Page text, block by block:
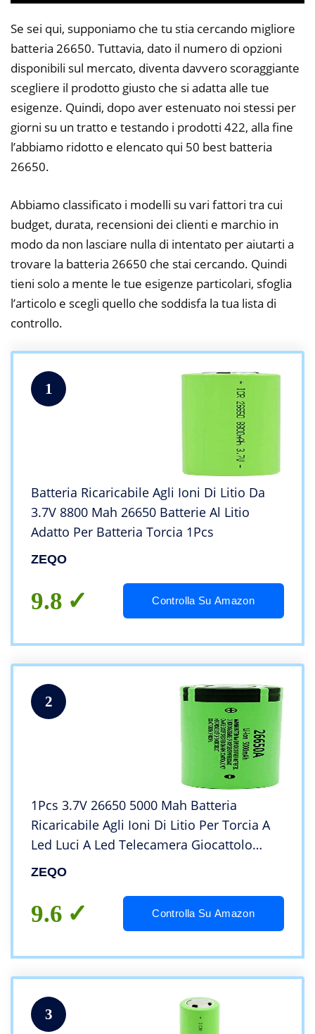
Se sei qui, supponiamo che tu stia cercando migliore
batteria 26650. Tuttavia, dato il numero di opzioni
disponibili sul mercato, diventa davvero scoraggiante
scegliere il prodotto giusto che si adatta alle tue
esigenze. Quindi, dopo aver estenuato noi stessi per
giorni su un tratto e testando i prodotti 422, alla fine
l’abbiamo ridotto e elencato qui 50 best batteria
26650.
Abbiamo classificato i modelli su vari fattori tra cui
budget, durata, recensioni dei clienti e marchio in
modo da non lasciare nulla di intentato per aiutarti a
trovare la batteria 26650 che stai cercando. Quindi
tieni solo a mente le tue esigenze particolari, sfoglia
l’articolo e scegli quello che soddisfa la tua lista di
controllo.
1
Batteria Ricaricabile Agli Ioni Di Litio Da
3.7V 8800 Mah 26650 Batterie Al Litio
Adatto Per Batteria Torcia 1Pcs
ZEQO
9.8 Controlla Su Amazon
2
1Pcs 3.7V 26650 5000 Mah Batteria
Ricaricabile Agli Ioni Di Litio Per Torcia A
Led Luci A Led Telecamera Giocattolo
Telecomando
ZEQO
9.6 Controlla Su Amazon
3